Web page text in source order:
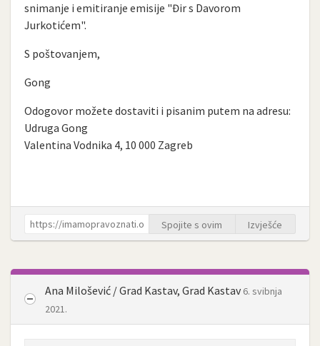
snimanje i emitiranje emisije "Đir s Davorom
Jurkotićem".
S poštovanjem,
Gong
Odogovor možete dostaviti i pisanim putem na adresu:
Udruga Gong
Valentina Vodnika 4, 10 000 Zagreb
Spojite s ovim Izvješće
Ana Milošević / Grad Kastav, Grad Kastav 6. svibnja
2021.